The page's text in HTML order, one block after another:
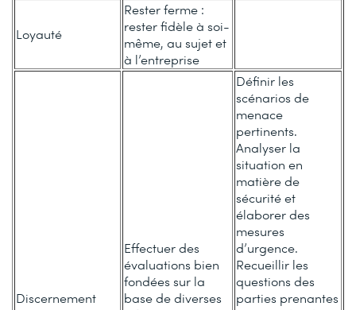
Loyauté
Rester ferme :
rester fidèle à soi-
même, au sujet et
à l’entreprise
Discernement
Effectuer des
évaluations bien
fondées sur la
base de diverses
Définir les
scénarios de
menace
pertinents.
Analyser la
situation en
matière de
sécurité et
élaborer des
mesures
d’urgence.
Recueillir les
questions des
parties prenantes